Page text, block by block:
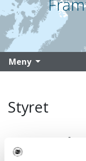
Meny
Styret
Interimstyret for
sammensetning: